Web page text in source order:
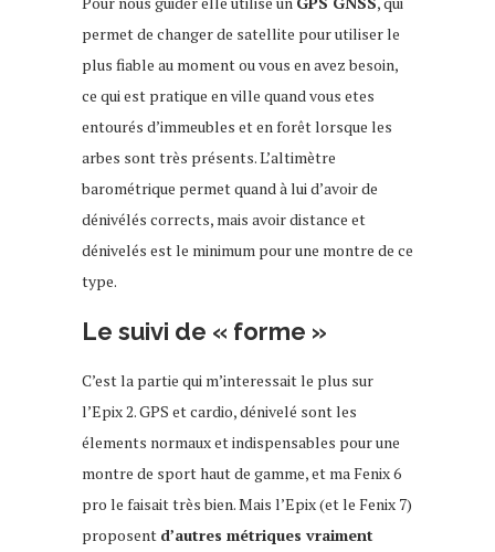
permet de changer de satellite pour utiliser le
plus fiable au moment ou vous en avez besoin,
ce qui est pratique en ville quand vous etes
entourés d’immeubles et en forêt lorsque les
arbes sont très présents. L’altimètre
barométrique permet quand à lui d’avoir de
dénivélés corrects, mais avoir distance et
dénivelés est le minimum pour une montre de ce
type.
Le suivi de « forme »
C’est la partie qui m’interessait le plus sur
l’Epix 2. GPS et cardio, dénivelé sont les
élements normaux et indispensables pour une
montre de sport haut de gamme, et ma Fenix 6
pro le faisait très bien. Mais l’Epix (et le Fenix 7)
proposent d’autres métriques vraiment